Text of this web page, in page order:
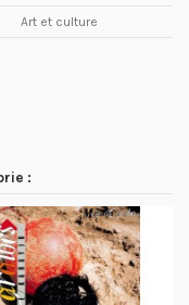
Art et culture
: